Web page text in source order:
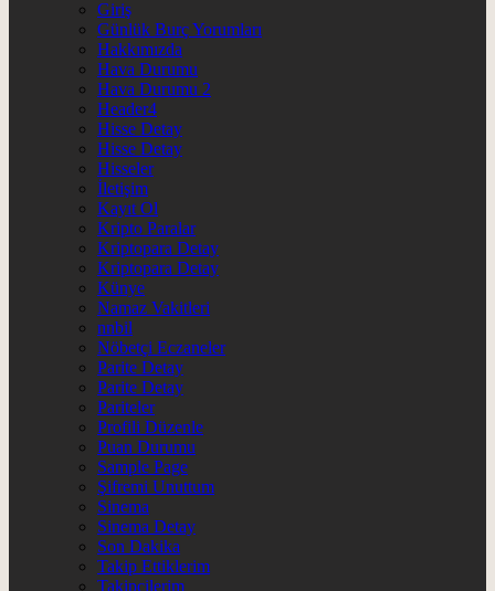
Giriş
Günlük Burç Yorumları
Hakkımızda
Hava Durumu
Hava Durumu 2
Header4
Hisse Detay
Hisse Detay
Hisseler
İletişim
Kayıt Ol
Kripto Paralar
Kriptopara Detay
Kriptopara Detay
Künye
Namaz Vakitleri
nnbil
Nöbetçi Eczaneler
Parite Detay
Parite Detay
Pariteler
Profili Düzenle
Puan Durumu
Sample Page
Şifremi Unuttum
Sinema
Sinema Detay
Son Dakika
Takip Ettiklerim
Takipçilerim